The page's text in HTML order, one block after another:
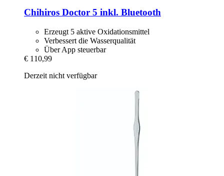
Chihiros Doctor 5 inkl. Bluetooth
Erzeugt 5 aktive Oxidationsmittel
Verbessert die Wasserqualität
Über App steuerbar
€ 110,99
Derzeit nicht verfügbar